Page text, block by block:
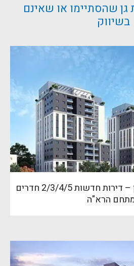
גן שהסתיימו או שאינם
בשיווק
אאורה הרוא"ה רמת גן – דירות חדשות 2/3/4/5 חדרים
הרא"ה